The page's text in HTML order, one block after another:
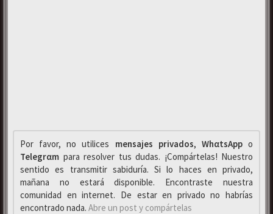
Por favor, no utilices mensajes privados, WhαtsAppo
Telegrαm para resolver tus dudas. ¡Compártelas! Nuestro
sentido es transmitir sabiduría. Si lo haces en privado,
mañana no estará disponible. Encontraste nuestra
comunidad en internet. De estar en privado no habrías
encontrado nada. Abre un post y compártelas